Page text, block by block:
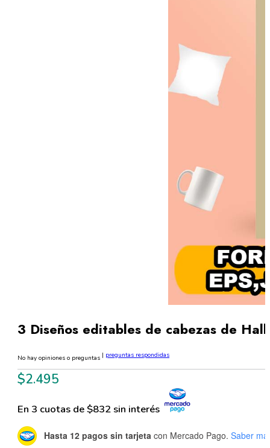
3 Diseños editables de cabezas de
No hay opiniones o preguntas | preguntas respondidas
$2.495
En 3 cuotas de $832 sin interés
Hasta 12 pagos sin tarjeta con Mercado Pago. Saber